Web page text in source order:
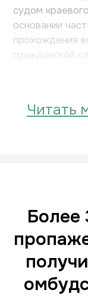
судом
основании
прохождения
гражданской
Читать
Более